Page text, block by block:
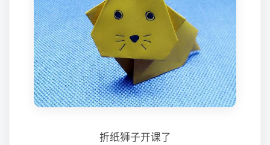
折纸狮子开课了